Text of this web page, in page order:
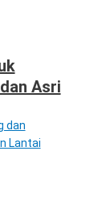
Asri
dan
Lantai